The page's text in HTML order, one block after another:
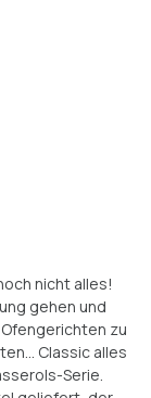
nicht alles!
gehen und
zu
Classic alles
Serie.